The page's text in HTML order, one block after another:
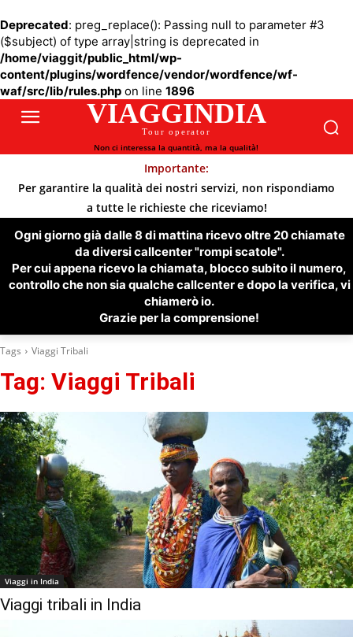
Deprecated: preg_replace(): Passing null to parameter #3
($subject) of type array|string is deprecated in
/home/viaggit/public_html/wp-
content/plugins/wordfence/vendor/wordfence/wf-
waf/src/lib/rules.php on line 1896
VIAGGINDIA
Tour operator
Non ci interessa la quantità, ma la qualità!
Importante:
Per garantire la qualità dei nostri servizi, non rispondiamo
a tutte le richieste che riceviamo!
Ogni giorno già dalle 8 di mattina ricevo oltre 20 chiamate
da diversi callcenter "rompi scatole".
Per cui appena ricevo la chiamata, blocco subito il numero,
controllo che non sia qualche callcenter e dopo la verifica, vi
chiamerò io.
Grazie per la comprensione!
Tags Viaggi Tribali
Tag: Viaggi Tribali
Viaggi in India
Viaggi tribali in India